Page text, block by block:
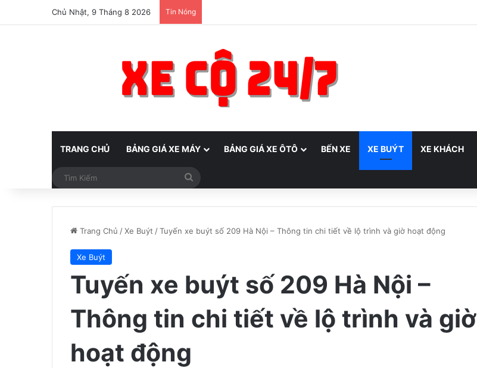
Chủ Nhật, 9 Tháng 8 2026 Tin Nóng
TRANG CHỦ BẢNG GIÁ XE MÁY BẢNG GIÁ XE ÔTÔ BẾN XE XE BUÝT XE KHÁCH
Trang Chủ /Xe Buýt /Tuyến xe buýt số 209 Hà Nội – Thông tin chi tiết về lộ trình và giờ hoạt động
Xe Buýt
Tuyến xe buýt số 209 Hà Nội –
Thông tin chi tiết về lộ trình và giờ
hoạt động